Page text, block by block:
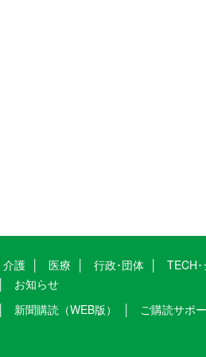
介護 医療 行政･団体 TECH
お知らせ
新聞購読（WEB版） ご購読サポ